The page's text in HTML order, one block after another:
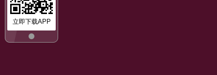
立即下载APP